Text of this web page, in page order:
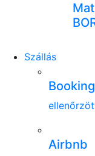
Szállás
Booking
Airbnb